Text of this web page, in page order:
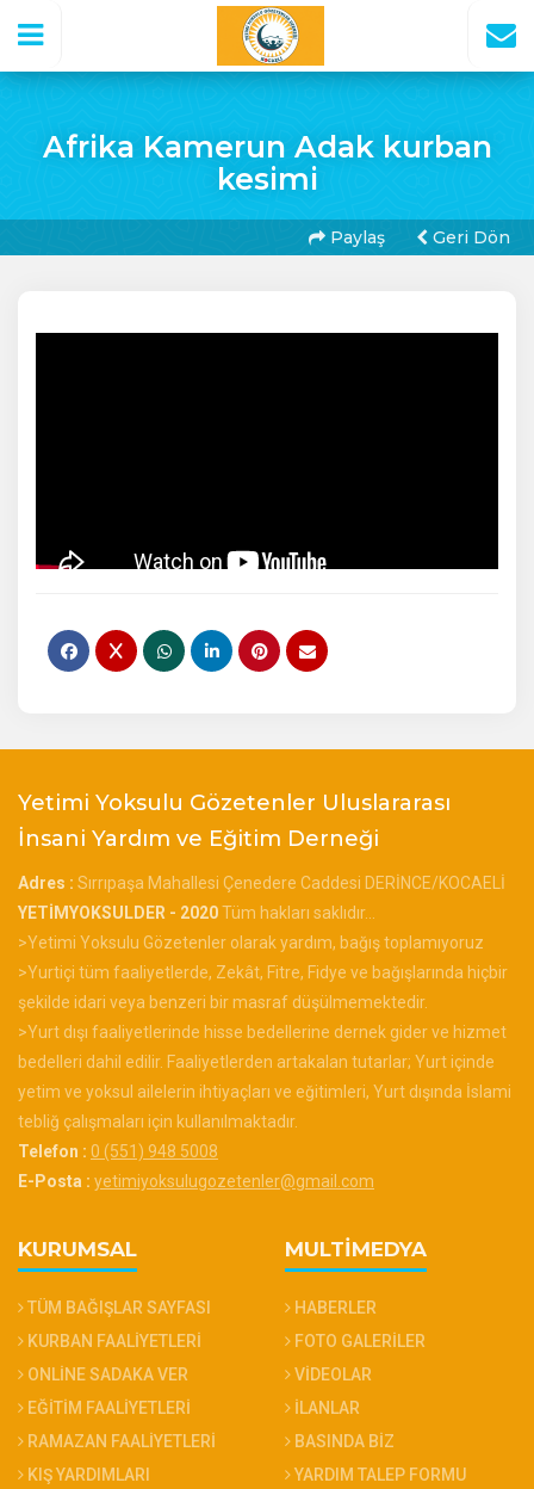
Afrika Kamerun Adak kurban
kesimi
Paylaş Geri Dön
Yetimi Yoksulu Gözetenler Uluslararası
İnsani Yardım ve Eğitim Derneği
Adres : Sırrıpaşa Mahallesi Çenedere Caddesi DERİNCE/KOCAELİ
YETİMYOKSULDER - 2020Tüm hakları saklıdır...
>Yetimi Yoksulu Gözetenler olarak yardım, bağış toplamıyoruz
>Yurtiçi tüm faaliyetlerde, Zekât, Fitre, Fidye ve bağışlarında hiçbir
şekilde idari veya benzeri bir masraf düşülmemektedir.
>Yurt dışı faaliyetlerinde hisse bedellerine dernek gider ve hizmet
bedelleri dahil edilir. Faaliyetlerden artakalan tutarlar; Yurt içinde
yetim ve yoksul ailelerin ihtiyaçları ve eğitimleri, Yurt dışında İslami
tebliğ çalışmaları için kullanılmaktadır.
Telefon : 0 (551) 948 5008
E-Posta : yetimiyoksulugozetenler@gmail.com
KURUMSAL
TÜM BAĞIŞLAR SAYFASI
KURBAN FAALİYETLERİ
ONLİNE SADAKA VER
EĞİTİM FAALİYETLERİ
RAMAZAN FAALİYETLERİ
KIŞ YARDIMLARI
MULTİMEDYA
HABERLER
FOTO GALERİLER
VİDEOLAR
İLANLAR
BASINDA BİZ
YARDIM TALEP FORMU